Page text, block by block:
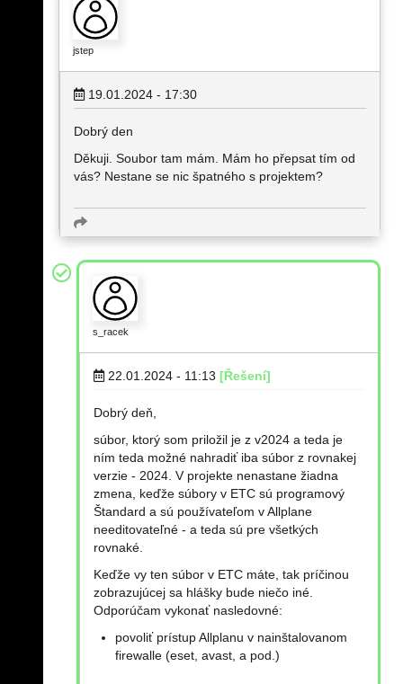
jstep
19.01.2024 - 17:30
Dobrý den
Děkuji. Soubor tam mám. Mám ho přepsat tím od
vás? Nestane se nic špatného s projektem?
s_racek
22.01.2024 - 11:13 [Řešení]
Dobrý deň,
súbor, ktorý som priložil je z v2024 a teda je
ním teda možné nahradiť iba súbor z rovnakej
verzie - 2024. V projekte nenastane žiadna
zmena, keďže súbory v ETC sú programový
Štandard a sú používateľom v Allplane
needitovateľné - a teda sú pre všetkých
rovnaké.
Keďže vy ten súbor v ETC máte, tak príčinou
zobrazujúcej sa hlášky bude niečo iné.
Odporúčam vykonať nasledovné:
povoliť prístup Allplanu v nainštalovanom
firewalle (eset, avast, a pod.)